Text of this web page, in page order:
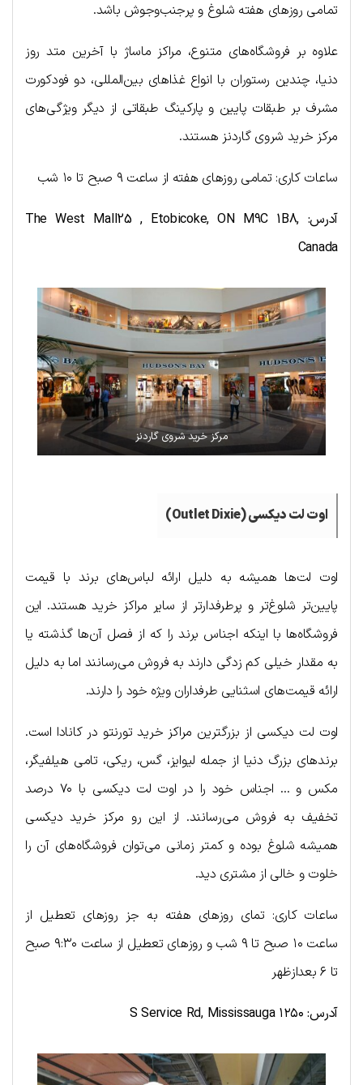
تمامی روزهای هفته شلوغ و پرجنب‌وجوش باشد.
علاوه بر فروشگاه‌های متنوع، مراکز ماساژ با آخرین متد روز
دنیا، چندین رستوران با انواع غذاهای بین‌المللی، دو فودکورت
مشرف بر طبقات پایین و پارکینگ طبقاتی از دیگر ویژگی‌های
مرکز خرید شروی گاردنز هستند.
ساعات کاری: تمامی روزهای هفته از ساعت ۹ صبح تا ۱۰ شب
آدرس: The West Mall25 , Etobicoke, ON M9C 1B8,
Canada
مرکز خرید شروی گاردنز
اوت لت دیکسی (Outlet Dixie)
اوت لت‌ها همیشه به دلیل ارائه لباس‌های برند با قیمت
پایین‌تر شلوغ‌تر و پرطرفدارتر از سایر مراکز خرید هستند. این
فروشگاه‌ها با اینکه اجناس برند را که از فصل آن‌ها گذشته یا
به مقدار خیلی کم زدگی دارند به فروش می‌رسانند اما به دلیل
ارائه قیمت‌های اسثنایی طرفداران ویژه خود را دارند.
اوت لت دیکسی از بزرگترین مراکز خرید تورنتو در کانادا است.
برندهای بزرگ دنیا از جمله لیوایز، گس، ریکی، تامی هیلفیگر،
مکس و … اجناس خود را در اوت لت دیکسی با ۷۰ درصد
تخفیف به فروش می‌رسانند. از این رو مرکز خرید دیکسی
همیشه شلوغ بوده و کمتر زمانی می‌توان فروشگاه‌های آن را
خلوت و خالی از مشتری دید.
ساعات کاری: تمای روزهای هفته به جز روزهای تعطیل از
ساعت ۱۰ صبح تا ۹ شب و روزهای تعطیل از ساعت ۹:۳۰ صبح
تا ۶ بعدازظهر
آدرس: ۱۲۵۰ S Service Rd, Mississauga